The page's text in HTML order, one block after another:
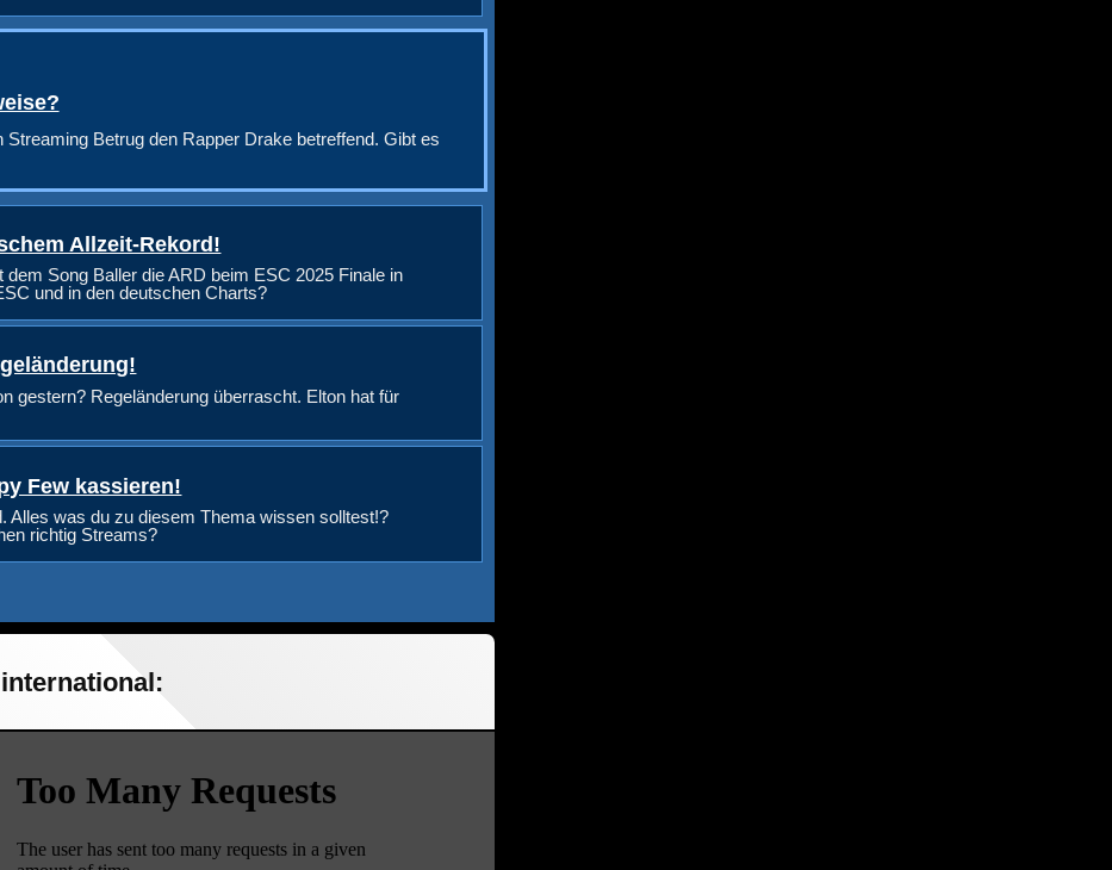
Betrug den Rapper Drake betreffend. Gibt es
Allzeit-Rekord!
Song Baller die ARD beim ESC 2025 Finale in
und in den deutschen Charts?
gestern? Regeländerung überrascht. Elton hat für
Few kassieren!
was du zu diesem Thema wissen solltest!?
richtig Streams?